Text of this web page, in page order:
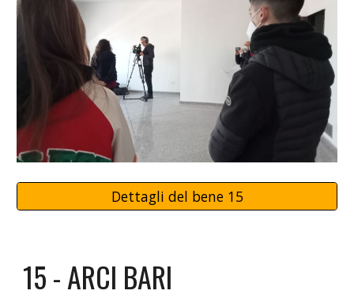
Dettagli del bene 15
15-ARCI BARI